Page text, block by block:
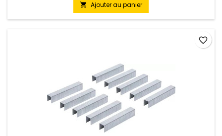
 Ajouter au panier
favorite_border